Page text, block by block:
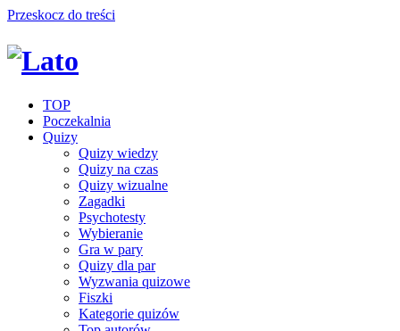
Przeskocz do treści
TOP
Poczekalnia
Quizy
Quizy wiedzy
Quizy na czas
Quizy wizualne
Zagadki
Psychotesty
Wybieranie
Gra w pary
Quizy dla par
Wyzwania quizowe
Fiszki
Kategorie quizów